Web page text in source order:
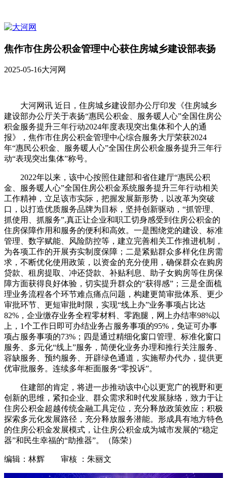
焦作市住房公积金管理中心获住房城乡建设部表扬
2025-05-16大河网
大河网讯 近日，住房城乡建设部办公厅印发《住房城乡
建设部办公厅关于表扬“惠民公积金、服务暖人心”全国住房公
积金服务提升三年行动2024年度表现突出集体和个人的通
报》，焦作市住房公积金管理中心综合服务大厅荣获2024
年“惠民公积金、服务暖人心”全国住房公积金服务提升三年行
动“表现突出集体”称号。
2022年以来，该中心按照住建部和省住建厅“惠民公积
金、服务暖人心”全国住房公积金系统服务提升三年行动相关
工作精神，立足该市实际，把握发展新形势，以改革为突破
口，以打造优质服务品牌为目标，坚持创新驱动，“抓管理、
抓使用、抓服务”,真正让企业和职工切身感受到住房公积金的
住房保障作用和服务的便利和高效。一是围绕党的建设、标准
管理、数字赋能、风险防控等，建立完善相关工作推进机制，
为各项工作的开展夯实制度保障；二是紧贴群众多样化住房需
求，不断优化使用政策，以资金的充分使用，确保群众在购房
贷款、租房提取、冲还贷款、补贴利息、助子女购房等住房保
障方面获得良好体验，切实提升群众的“获得感”；三是全面梳
理业务流程各个环节难点痛点问题，构建更简审批体系、更少
审批环节、更短审批时限，实现“线上办”业务事项占比达
82%，企业缴存业务全程零材料、零跑腿，网上办结率98%以
上，1个工作日即可办结业务占服务事项的95%，免证可办事
项占服务事项的73%；四是通过精细化窗口管理、标准化窗口
服务、多元化“线上”服务，简便化业务办理和推行关注服务、
容缺服务、预约服务、开辟绿色通道，实施帮办代办，提供更
优审批服务。连续多年柜面服务“零投诉”。
住建部的肯定，将进一步推动该中心以更宽广的视野和更
创新的思维，紧扣企业、群众需求和时代发展脉络，致力于让
住房公积金超越传统金融工具定位，充分释放政策效应；积极
探索多元化发展路径，充分释放服务潜能。形成具有地方特色
的住房公积金发展模式，让住房公积金成为城市发展的“稳定
器”和民生幸福的“助推器”。（陈荣）
编辑：林辉 审核 ：朱丽文